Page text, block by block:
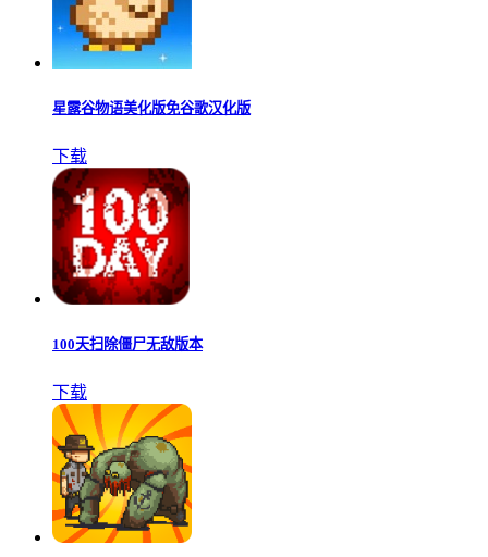
星露谷物语美化版免谷歌汉化版
下载
100天扫除僵尸无敌版本
下载